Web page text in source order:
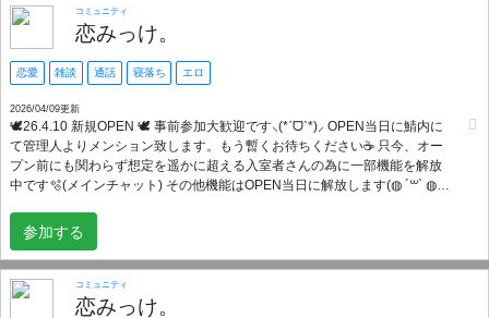
サーバーの勧誘行為禁止 ・手に負えないトラブルは全て自己責任
コミュニティ
恋みっけ。
恋愛 雑談 通話 寝落ち エロ
2026/04/09更新
🕊26.4.10 新規OPEN 🕊 事前参加大歓迎です⸜(*ˊᗜˋ*)⸝ OPEN当日に鯖内に
て管理人よりメンション致します。もう暫くお待ちください☕️ 只今、オー
プン前にも関わらず想定を遥かに超える入室者さんの為に一部機能を解放
中です🫧(メインチャット) その他機能はOPEN当日に解放します(◍ ´꒳` ◍)
んの幸せに寄り添えるサーバーをお届け致します🌷◍𓂂* “ちゃんと恋が始ま
る場所” 雑談して、笑って、距離が縮まって 気づいたら誰かを気にしてる
―― そんな自然な流れを大切にしてます🦋 ✿ ┈ ⋯ ┈ ✿ 募集事項✿ ┈ ⋯ ┈ ✿
♡満20~40までの男性女性 ♡本気で恋人が欲しい方 ♡お喋り好きな方 ♡癒
しを欲しい方 ♡寂しがり屋・かまちょな方 ♡モラル・マナーを守れる方 ♡
参加する
コミュニティ
恋みっけ。